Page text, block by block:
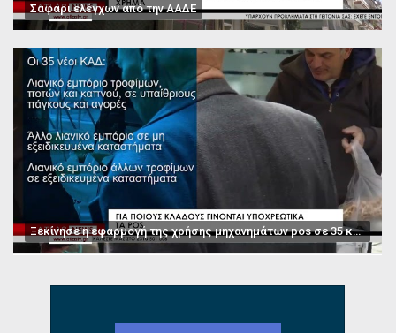
Σαφάρι ελέγχων από την ΑΑΔΕ
Ξεκίνησε η εφαρμογή της χρήσης μηχανημάτων pos σε 35 κατηγορίες επαγγελμάτων